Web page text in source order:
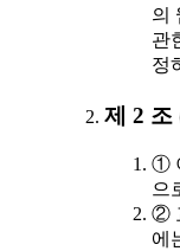
의
관
정
제 2 조
①
으
②
에